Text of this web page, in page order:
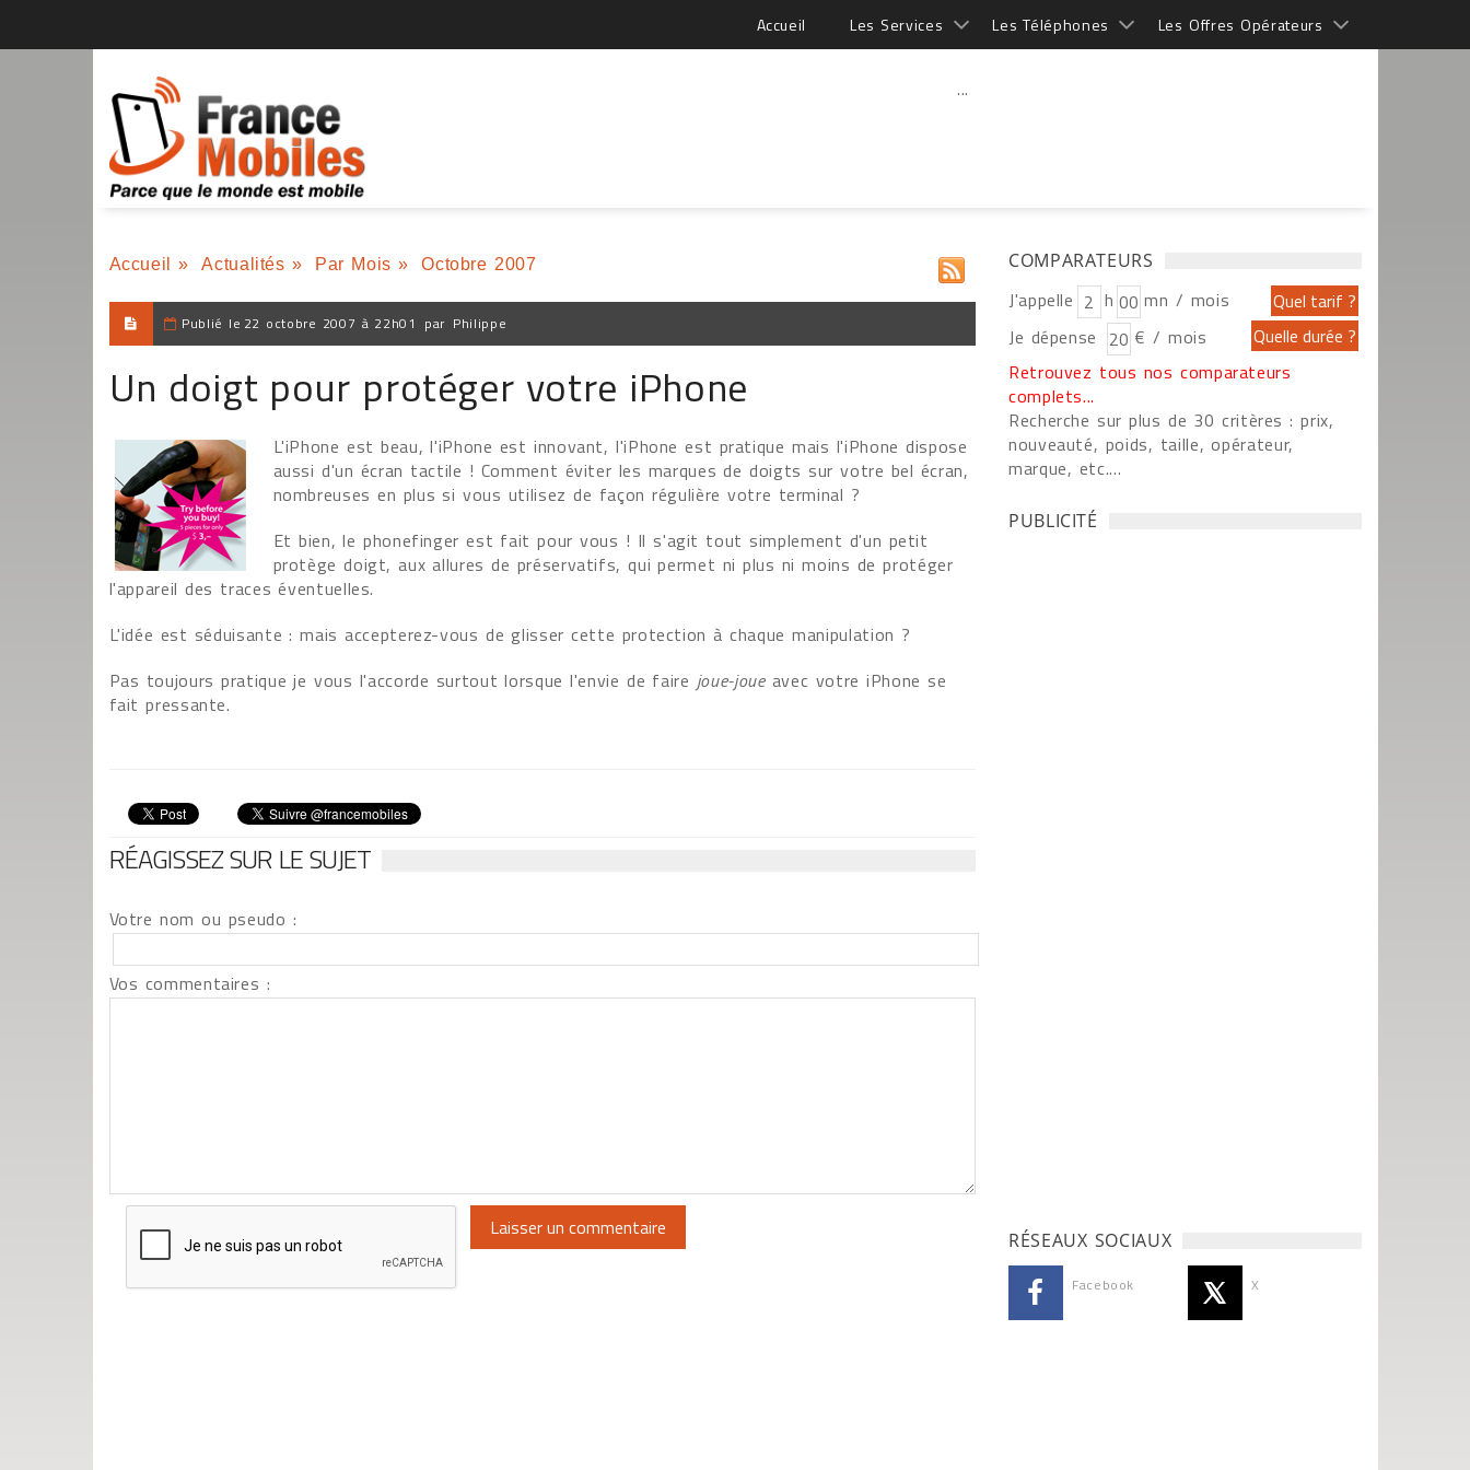
Accueil Les Services Les Téléphones Les Offres Opérateurs
...
Accueil » Actualités » Par Mois » Octobre 2007
Publié le 22 octobre 2007 à 22h01 par Philippe
Un doigt pour protéger votre iPhone
L'iPhone est beau, l'iPhone est innovant, l'iPhone est pratique mais l'iPhone dispose
aussi d'un écran tactile ! Comment éviter les marques de doigts sur votre bel écran,
nombreuses en plus si vous utilisez de façon régulière votre terminal ?
Et bien, le phonefinger est fait pour vous ! Il s'agit tout simplement d'un petit
protège doigt, aux allures de préservatifs, qui permet ni plus ni moins de protéger
l'appareil des traces éventuelles.
L'idée est séduisante : mais accepterez-vous de glisser cette protection à chaque manipulation ?
Pas toujours pratique je vous l'accorde surtout lorsque l'envie de faire joue-joueavec votre iPhone se
fait pressante.
RÉAGISSEZ SUR LE SUJET
Votre nom ou pseudo :
Vos commentaires :
COMPARATEURS
J'appelle h
mn / mois
Je dépense
€ / mois
Retrouvez tous nos comparateurs
complets...
Recherche sur plus de 30 critères : prix,
nouveauté, poids, taille, opérateur,
marque, etc....
PUBLICITÉ
RÉSEAUX SOCIAUX
Facebook X